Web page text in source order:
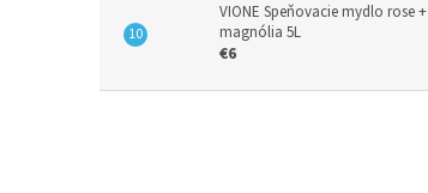
VIONE Speňovacie mydlo rose +
magnólia 5L
€6